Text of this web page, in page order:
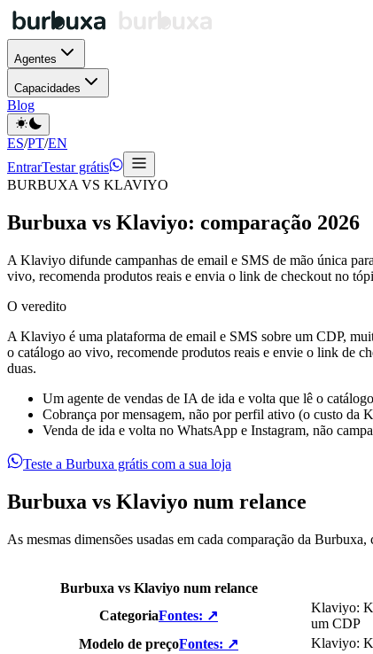
Agentes
Capacidades
Blog
ES/PT/EN
EntrarTestar grátis
BURBUXA VS KLAVIYO
Burbuxa vs Klaviyo: comparação 2026
A Klaviyo difunde campanhas de email e SMS de mão única
vivo, recomenda produtos reais e envia o link de checkout no
O veredito
A Klaviyo é uma plataforma de email e SMS sobre um CDP,
o catálogo ao vivo, recomende produtos reais e envie o link de
duas.
Um agente de vendas de IA de ida e volta que lê o
Cobrança por mensagem, não por perfil ativo (o custo da
Venda de ida e volta no WhatsApp e Instagram, não
Teste a Burbuxa grátis com a sua loja
Burbuxa vs Klaviyo num relance
As mesmas dimensões usadas em cada comparação da
Burbuxa vs Klaviyo num relance
CategoriaFontes: ↗
Klaviyo:
um CDP
Modelo de preçoFontes: ↗ Klaviyo: